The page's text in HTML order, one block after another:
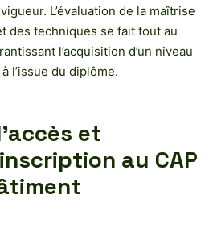
L’évaluation de la maîtrise
des techniques se fait tout au
l’acquisition d’un niveau
l’issue du diplôme.
et
au CAP